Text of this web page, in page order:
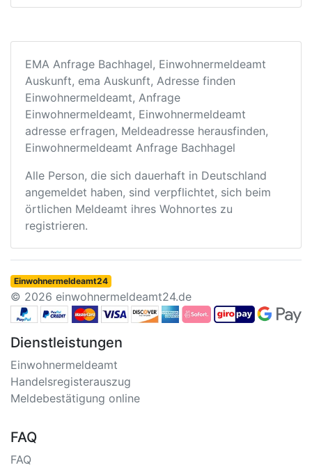
EMA Anfrage Bachhagel, Einwohnermeldeamt
Auskunft, ema Auskunft, Adresse finden
Einwohnermeldeamt, Anfrage
Einwohnermeldeamt, Einwohnermeldeamt
adresse erfragen, Meldeadresse herausfinden,
Einwohnermeldeamt Anfrage Bachhagel
Alle Person, die sich dauerhaft in Deutschland
angemeldet haben, sind verpflichtet, sich beim
örtlichen Meldeamt ihres Wohnortes zu
registrieren.
Einwohnermeldeamt24
© 2026 einwohnermeldeamt24.de
Dienstleistungen
Einwohnermeldeamt
Handelsregisterauszug
Meldebestätigung online
FAQ
FAQ